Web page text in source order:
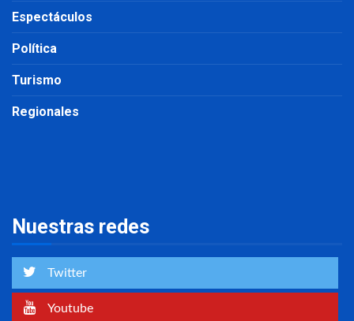
Espectáculos
Política
Turismo
Regionales
Nuestras redes
Twitter
Youtube